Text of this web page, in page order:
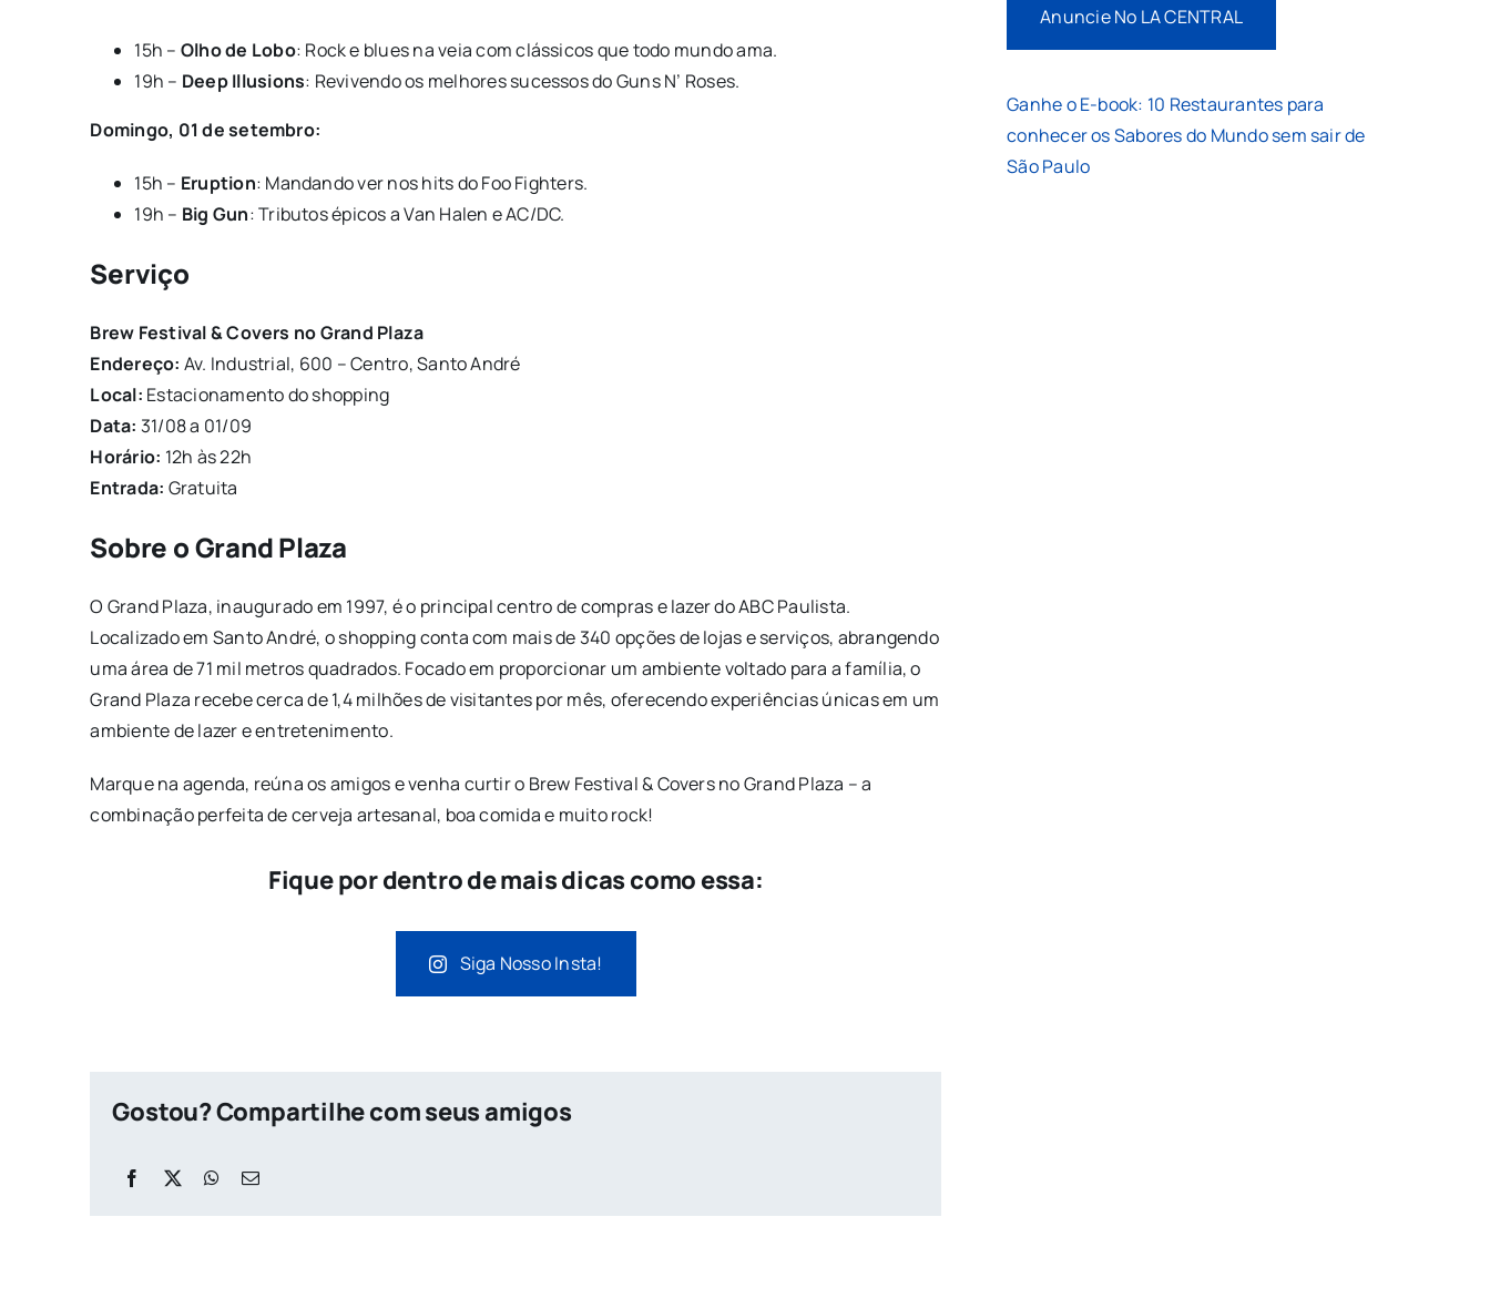
15h – Olho de Lobo: Rock e blues na veia com clássicos que todo mundo ama.
19h – Deep Illusions: Revivendo os melhores sucessos do Guns N’ Roses.
Domingo, 01 de setembro:
15h – Eruption: Mandando ver nos hits do Foo Fighters.
19h – Big Gun: Tributos épicos a Van Halen e AC/DC.
Serviço
Brew Festival & Covers no Grand Plaza
Endereço: Av. Industrial, 600 – Centro, Santo André
Local: Estacionamento do shopping
Data: 31/08 a 01/09
Horário: 12h às 22h
Entrada: Gratuita
Sobre o Grand Plaza
O Grand Plaza, inaugurado em 1997, é o principal centro de compras e lazer do ABC Paulista.
Localizado em Santo André, o shopping conta com mais de 340 opções de lojas e serviços, abrangendo
uma área de 71 mil metros quadrados. Focado em proporcionar um ambiente voltado para a família, o
Grand Plaza recebe cerca de 1,4 milhões de visitantes por mês, oferecendo experiências únicas em um
ambiente de lazer e entretenimento.
Marque na agenda, reúna os amigos e venha curtir o Brew Festival & Covers no Grand Plaza – a
combinação perfeita de cerveja artesanal, boa comida e muito rock!
Fique por dentro de mais dicas como essa:
Siga Nosso Insta!
Gostou? Compartilhe com seus amigos
Anuncie No LA CENTRAL
Ganhe o E-book: 10 Restaurantes para
conhecer os Sabores do Mundo sem sair de
São Paulo